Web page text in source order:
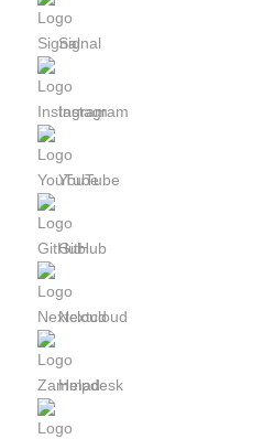
Signal
Instagram
YouTube
GitHub
Nextcloud
Helpdesk